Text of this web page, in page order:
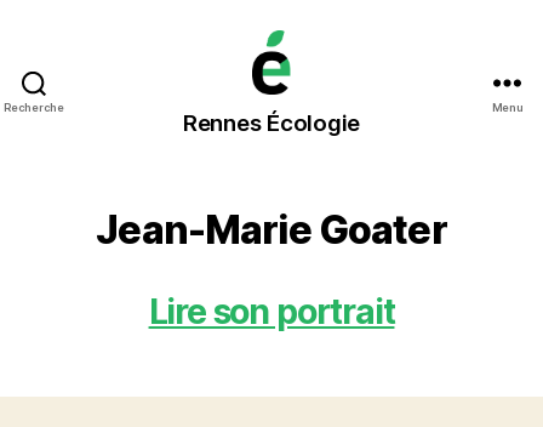
Recherche
Rennes
Écologie
Rennes Écologie
Menu
Jean-Marie Goater
Lire son portrait